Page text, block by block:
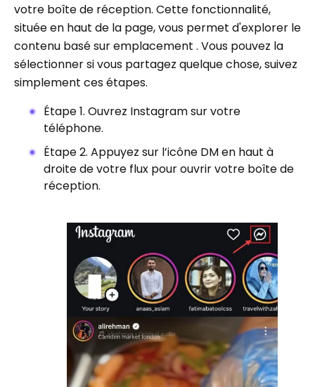
votre boîte de réception. Cette fonctionnalité,
située en haut de la page, vous permet d'explorer le
contenu basé sur emplacement . Vous pouvez la
sélectionner si vous partagez quelque chose, suivez
simplement ces étapes.
Étape 1. Ouvrez Instagram sur votre
téléphone.
Étape 2. Appuyez sur l’icône DM en haut à
droite de votre flux pour ouvrir votre boîte de
réception.